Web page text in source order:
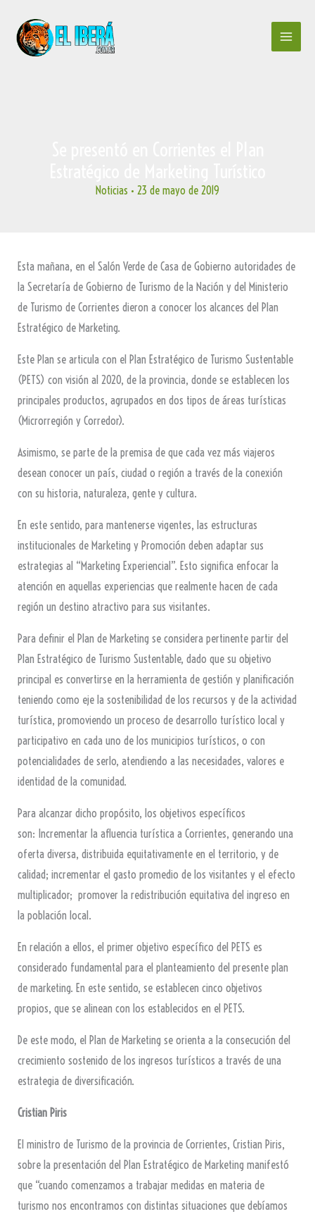
contenido
Noticias • 23 de mayo de 2019
Esta mañana, en el Salón Verde de Casa de Gobierno autoridades de
la Secretaría de Gobierno de Turismo de la Nación y del Ministerio
de Turismo de Corrientes dieron a conocer los alcances del Plan
Estratégico de Marketing.
Este Plan se articula con el Plan Estratégico de Turismo Sustentable
(PETS) con visión al 2020, de la provincia, donde se establecen los
principales productos, agrupados en dos tipos de áreas turísticas
(Microrregión y Corredor).
Asimismo, se parte de la premisa de que cada vez más viajeros
desean conocer un país, ciudad o región a través de la conexión
con su historia, naturaleza, gente y cultura.
En este sentido, para mantenerse vigentes, las estructuras
institucionales de Marketing y Promoción deben adaptar sus
estrategias al “Marketing Experiencial”. Esto significa enfocar la
atención en aquellas experiencias que realmente hacen de cada
región un destino atractivo para sus visitantes.
Para definir el Plan de Marketing se considera pertinente partir del
Plan Estratégico de Turismo Sustentable, dado que su objetivo
principal es convertirse en la herramienta de gestión y planificación
teniendo como eje la sostenibilidad de los recursos y de la actividad
turística, promoviendo un proceso de desarrollo turístico local y
participativo en cada uno de los municipios turísticos, o con
potencialidades de serlo, atendiendo a las necesidades, valores e
identidad de la comunidad.
Para alcanzar dicho propósito, los objetivos específicos
son: Incrementar la afluencia turística a Corrientes, generando una
oferta diversa, distribuida equitativamente en el territorio, y de
calidad; incrementar el gasto promedio de los visitantes y el efecto
multiplicador; promover la redistribución equitativa del ingreso en
la población local.
En relación a ellos, el primer objetivo específico del PETS es
considerado fundamental para el planteamiento del presente plan
de marketing. En este sentido, se establecen cinco objetivos
propios, que se alinean con los establecidos en el PETS.
De este modo, el Plan de Marketing se orienta a la consecución del
crecimiento sostenido de los ingresos turísticos a través de una
estrategia de diversificación.
Cristian Piris
El ministro de Turismo de la provincia de Corrientes, Cristian Piris,
sobre la presentación del Plan Estratégico de Marketing manifestó
que “cuando comenzamos a trabajar medidas en materia de
turismo nos encontramos con distintas situaciones que debíamos